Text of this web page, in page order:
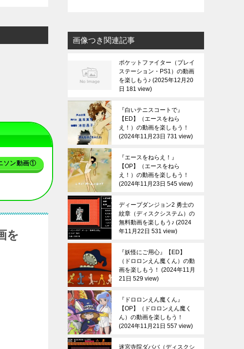
ソン動画①
を
画像つき関連記事
ポケットファイター（プレイ
ステーション・PS1）の動画
を楽しもう♪ 2025年12月20
日 181 view
『白いテニスコートで』
【ED】（エースをねら
え！）の動画を楽しもう！
2024年11月23日 731 view
『エースをねらえ！』
【OP】（エースをねら
え！）の動画を楽しもう！
2024年11月23日 545 view
ディープダンジョン2 勇士の
紋章（ディスクシステム）の
無料動画を楽しもう♪ 2024
年11月22日 531 view
『妖怪にご用心』【ED】
（ドロロンえん魔くん）の動
画を楽しもう！
2024年11月
21日 529 view
『ドロロンえん魔くん』
【OP】（ドロロンえん魔く
ん）の動画を楽しもう！
2024年11月21日 557 view
迷宮寺院ダババ（ディスクシ